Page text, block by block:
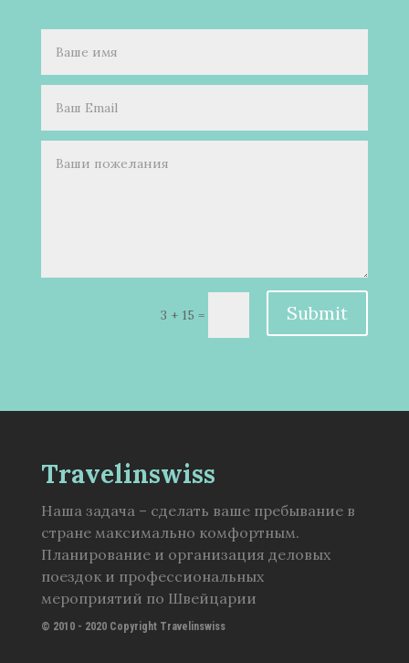
3 + 15 = Submit
Travelinswiss
Наша задача – сделать ваше пребывание в
стране максимально комфортным.
Планирование и организация деловых
поездок и профессиональных
мероприятий по Швейцарии
© 2010 - 2020 Copyright Travelinswiss